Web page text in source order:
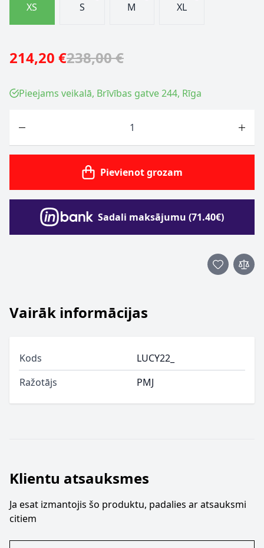
XS S M XL
214,20 €238,00 €
Pieejams veikalā, Brīvības gatve 244, Rīga
Pievienot grozam
Sadali maksājumu (71.40€)
Vairāk informācijas
Kods
LUCY22_
Ražotājs
PMJ
Klientu atsauksmes
Ja esat izmantojis šo produktu, padalies ar atsauksmi
citiem